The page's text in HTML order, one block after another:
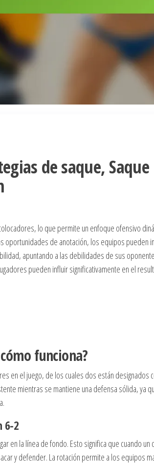
de saque, Saque
lo que permite un enfoque ofensivo
oportunidades de anotación, los equipos pueden
apuntando a las debilidades de sus
pueden influir significativamente en el
funciona?
en el juego, de los cuales dos están designados
mientras se mantiene una defensa sólida, ya
6-2
en la línea de fondo. Esto significa que cuando un
y defender. La rotación permite a los equipos